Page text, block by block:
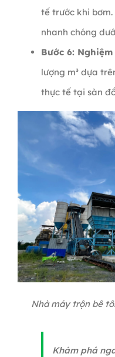
tế trước khi
nhanh chóng
Bước 6:
lượng m³ dựa
thực tế tại sàn
Nhà máy trộn bê
Khám phá